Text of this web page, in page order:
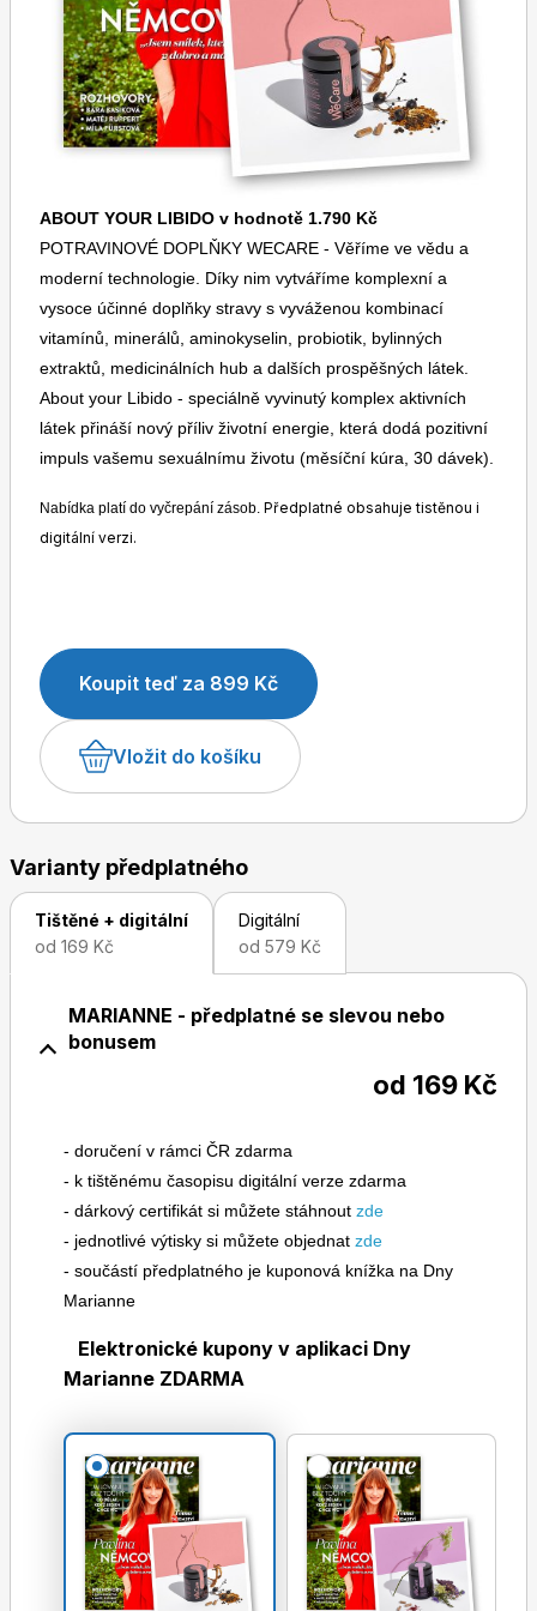
Dětské časopisy Burda Pletení
Burda Best of
Burda Kids
Toprecepty.cz
ABOUT YOUR LIBIDO v hodnotě 1.790 Kč
POTRAVINOVÉ DOPLŇKY WECARE - Věříme ve vědu a
moderní technologie. Díky nim vytváříme komplexní a
vysoce účinné doplňky stravy s vyváženou kombinací
vitamínů, minerálů, aminokyselin, probiotik, bylinných
extraktů, medicinálních hub a dalších prospěšných látek.
About your Libido - speciálně vyvinutý komplex aktivních
látek přináší nový příliv životní energie, která dodá pozitivní
impuls vašemu sexuálnímu životu (měsíční kúra, 30 dávek).
Nabídka platí do vyčrepání zásob. Předplatné obsahuje tistěnou i
digitální verzi.
Koupit teď za 899 Kč
Vložit do košíku
Varianty předplatného
Tištěné + digitální
od 169 Kč
Digitální
od 579 Kč
MARIANNE - předplatné se slevou nebo
bonusem
od 169 Kč
- doručení v rámci ČR zdarma
- k tištěnému časopisu digitální verze zdarma
- dárkový certifikát si můžete stáhnout zde
- jednotlivé výtisky si můžete objednat zde
- součástí předplatného je kuponová knížka na Dny
Marianne
Elektronické kupony v aplikaci Dny
Marianne ZDARMA